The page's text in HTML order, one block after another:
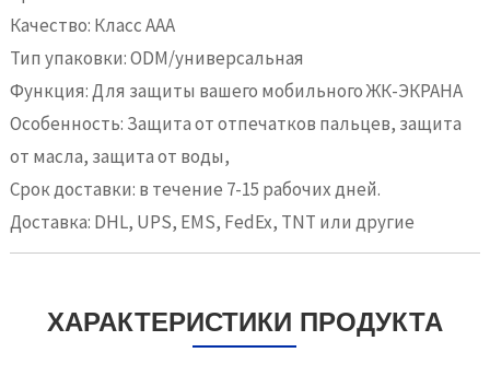
Качество: Класс ААА
Тип упаковки: ODM/универсальная
Функция: Для защиты вашего мобильного ЖК-ЭКРАНА
Особенность: Защита от отпечатков пальцев, защита
от масла, защита от воды,
Срок доставки: в течение 7-15 рабочих дней.
Доставка: DHL, UPS, EMS, FedEx, TNT или другие
ХАРАКТЕРИСТИКИ ПРОДУКТА